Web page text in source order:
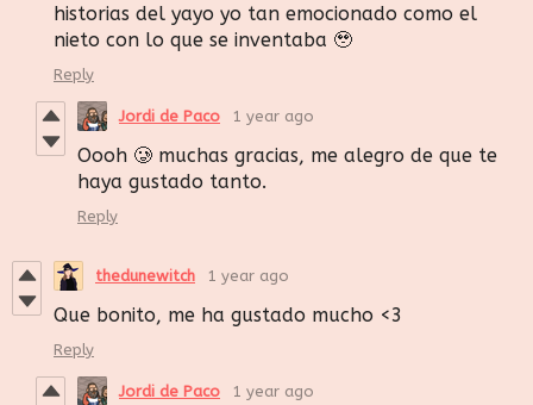
historias del yayo yo tan emocionado como el
nieto con lo que se inventaba 🥹
Reply
Jordi de Paco 1 year ago
Oooh 🥲 muchas gracias, me alegro de que te
haya gustado tanto.
Reply
thedunewitch 1 year ago
Que bonito, me ha gustado mucho <3
Reply
Jordi de Paco 1 year ago